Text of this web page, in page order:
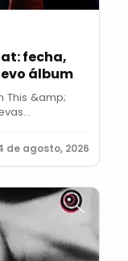
fecha,
álbum
This &amp;
de agosto, 2026